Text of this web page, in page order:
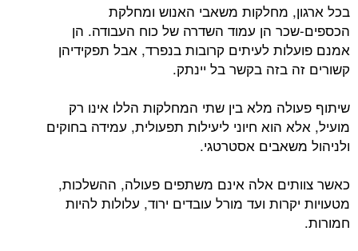
בכל ארגון, מחלקות משאבי האנוש ומחלקת
הכספים-שכר הן עמוד השדרה של כוח העבודה. הן
אמנם פועלות לעיתים קרובות בנפרד, אבל תפקידיהן
קשורים זה בזה בקשר בל יינתק.
שיתוף פעולה מלא בין שתי המחלקות הללו אינו רק
מועיל, אלא הוא חיוני ליעילות תפעולית, עמידה בחוקים
ולניהול משאבים אסטרטגי.
כאשר צוותים אלה אינם משתפים פעולה, ההשלכות,
מטעויות יקרות ועד מורל עובדים ירוד, עלולות להיות
חמורות.